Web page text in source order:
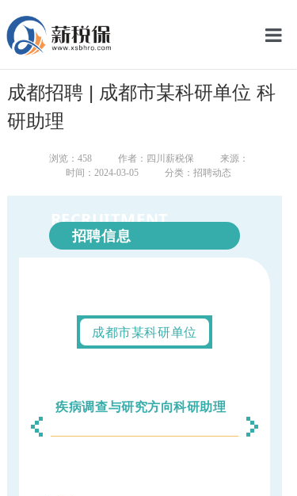
网
成都招聘 | 成都市某科研单位 科
研助理
浏览： 458 作者：四川薪税保
来源：
时间：2024-03-05
分类：招聘动态
RECRUITMENT
招聘信息
成都市某科研单位
疾病调查与研究方向科研助理